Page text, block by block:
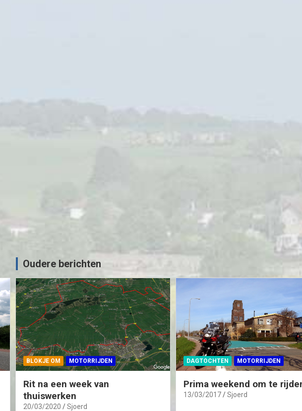
Beneluxtoer voorjaar 2022 – Zaanse
MOTORRIJDEN
02/10/2021
Oudere berichten
BLOKJE OM MOTORRIJDEN
Rit na een week van
thuiswerken
20/03/2020 Sjoerd
DAGTOCHTEN MOTORRIJDEN
Prima weekend om te
13/03/2017 Sjoerd